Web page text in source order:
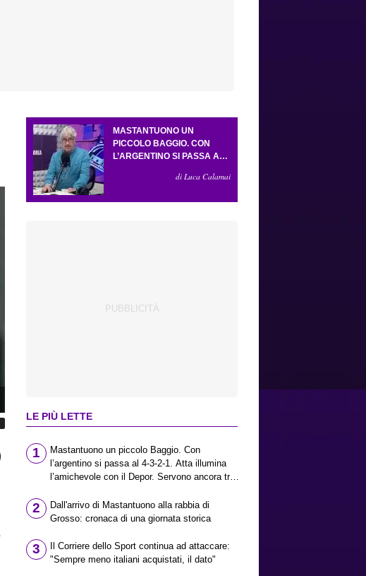
MASTANTUONO UN
PICCOLO BAGGIO. CON
L’ARGENTINO SI PASSA AL
L’AMICHEVOLE CON IL
di Luca Calamai
LE PIÙ LETTE
1
Mastantuono un piccolo Baggio. Con
l’argentino si passa al 4-3-2-1. Atta illumina
l’amichevole con il Depor. Servono ancora tre
Antognoni, un finale senza vincitori
2
Dall'arrivo di Mastantuono alla rabbia di
Grosso: cronaca di una giornata storica
3
Il Corriere dello Sport continua ad attaccare:
"Sempre meno italiani acquistati, il dato"